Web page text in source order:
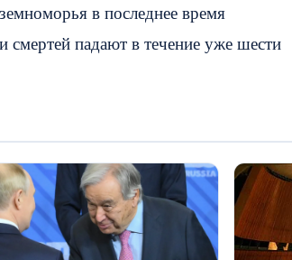
в последнее время
смертей падают в течение уже шести